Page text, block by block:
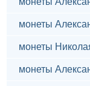
монеты
монеты
монеты